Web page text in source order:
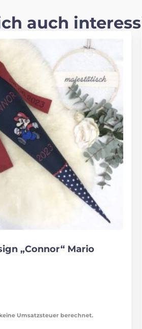
auch
„Connor“ Mario
keine Umsatzsteuer berechnet.